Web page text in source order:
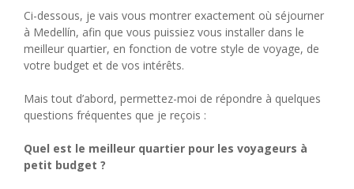
Ci-dessous, je vais vous montrer exactement où séjourner
à Medellín, afin que vous puissiez vous installer dans le
meilleur quartier, en fonction de votre style de voyage, de
votre budget et de vos intérêts.
Mais tout d’abord, permettez-moi de répondre à quelques
questions fréquentes que je reçois :
Quel est le meilleur quartier pour les voyageurs à
petit budget ?